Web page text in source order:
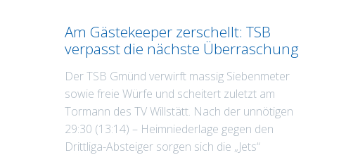
Am Gästekeeper zerschellt: TSB
verpasst die nächste Überraschung
Der TSB Gmünd verwirft massig Siebenmeter
sowie freie Würfe und scheitert zuletzt am
Tormann des TV Willstätt. Nach der unnötigen
29:30 (13:14) – Heimniederlage gegen den
Drittliga-Absteiger sorgen sich die „Jets“